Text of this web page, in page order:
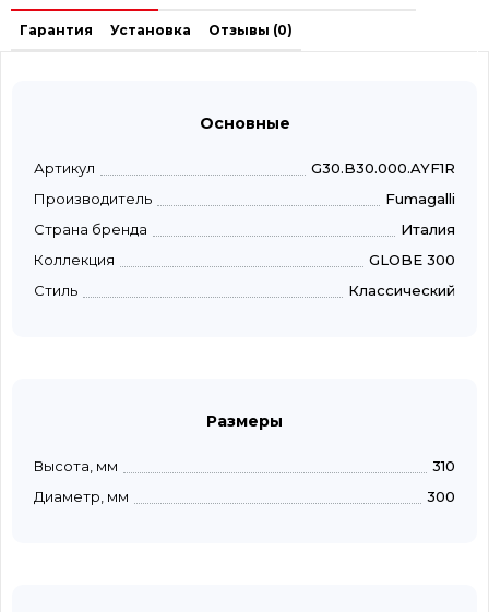
Гарантия Установка Отзывы (0)
Основные
Артикул
G30.B30.000.AYF1R
Производитель
Fumagalli
Страна бренда
Италия
Коллекция
GLOBE 300
Стиль
Классический
Размеры
Высота, мм
310
Диаметр, мм
300